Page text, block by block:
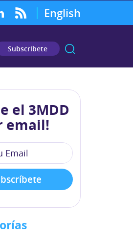
English
Subscríbete
el 3MDD
email!